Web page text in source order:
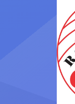
venezolano.
y Kevin Díaz
responder
luego de las
difundidas en el
“Magaly TV: La
donde se insinuó
ambos habrían